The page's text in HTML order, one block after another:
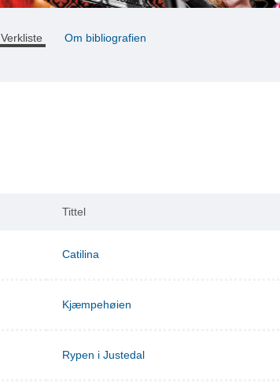
Verkliste Om bibliografien
Tittel
Catilina
Kjæmpehøien
Rypen i Justedal